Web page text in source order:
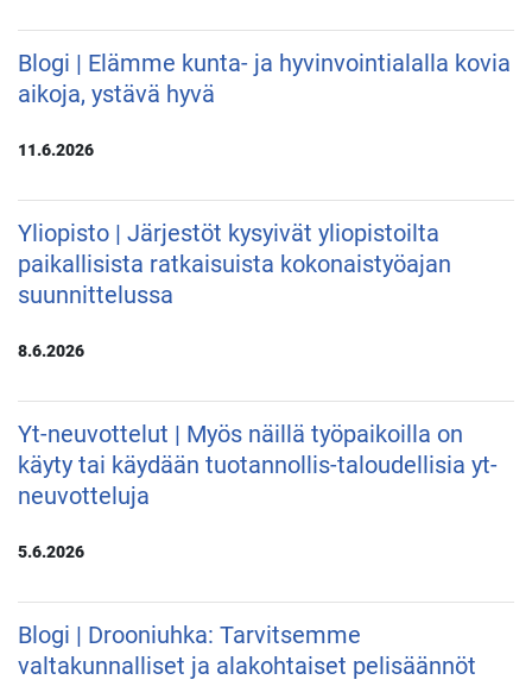
Blogi | Elämme kunta- ja hyvinvointialalla kovia
aikoja, ystävä hyvä
11.6.2026
Yliopisto | Järjestöt kysyivät yliopistoilta
paikallisista ratkaisuista kokonaistyöajan
suunnittelussa
8.6.2026
Yt-neuvottelut | Myös näillä työpaikoilla on
käyty tai käydään tuotannollis-taloudellisia yt-
neuvotteluja
5.6.2026
Blogi | Drooniuhka: Tarvitsemme
valtakunnalliset ja alakohtaiset pelisäännöt